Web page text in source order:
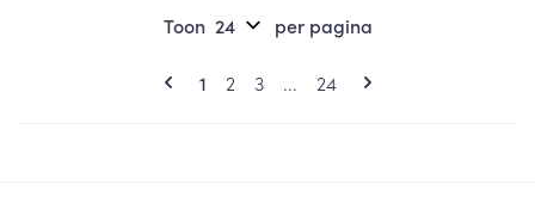
Pagina's
U lees momenteel pagina
1 Pagina
2 Pagina
3 ... Pagina
24
Toon per pagina